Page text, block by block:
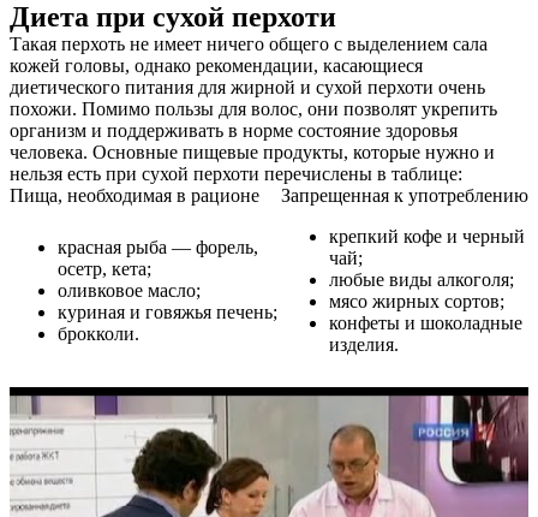
Диета при сухой перхоти
Такая перхоть не имеет ничего общего с выделением сала
кожей головы, однако рекомендации, касающиеся
диетического питания для жирной и сухой перхоти очень
похожи. Помимо пользы для волос, они позволят укрепить
организм и поддерживать в норме состояние здоровья
человека. Основные пищевые продукты, которые нужно и
нельзя есть при сухой перхоти перечислены в таблице:
Пища, необходимая в рационе
Запрещенная к употреблению
красная рыба — форель,
осетр, кета;
оливковое масло;
куриная и говяжья печень;
брокколи.
крепкий кофе и черный
чай;
любые виды алкоголя;
мясо жирных сортов;
конфеты и шоколадные
изделия.